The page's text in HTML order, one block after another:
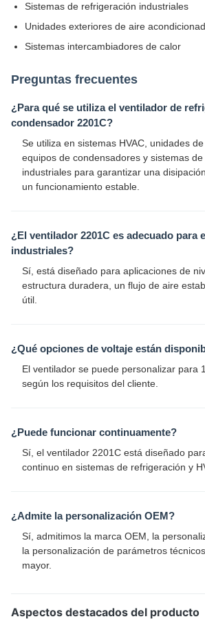
Sistemas de refrigeración industriales
Unidades exteriores de aire
Sistemas intercambiadores de calor
Preguntas frecuentes
¿Para qué se utiliza el ventilador de
condensador 2201C?
Se utiliza en sistemas HVAC, unidades de
equipos de condensadores y sistemas
industriales para garantizar una
un funcionamiento estable.
¿El ventilador 2201C es adecuado para
industriales?
Sí, está diseñado para aplicaciones de
estructura duradera, un flujo de aire
útil.
¿Qué opciones de voltaje están
El ventilador se puede personalizar para
según los requisitos del cliente.
¿Puede funcionar continuamente?
Sí, el ventilador 2201C está diseñado
continuo en sistemas de refrigeración y
¿Admite la personalización OEM?
Sí, admitimos la marca OEM, la
la personalización de parámetros
mayor.
Aspectos destacados del producto